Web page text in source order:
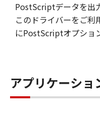
PostScriptデータを出
このドライバーをご
にPostScriptオプショ
アプリケーショ